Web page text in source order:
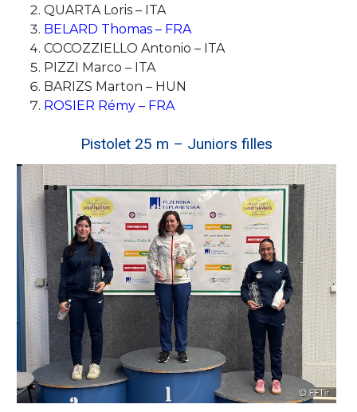
QUARTA Loris – ITA
BELARD Thomas – FRA
COCOZZIELLO Antonio – ITA
PIZZI Marco – ITA
BARIZS Marton – HUN
ROSIER Rémy – FRA
Pistolet 25 m – Juniors filles